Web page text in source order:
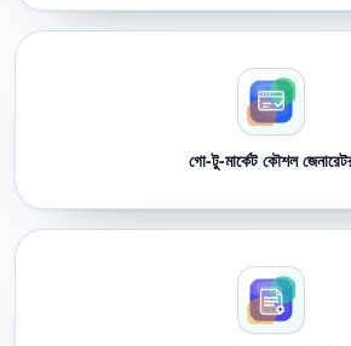
গো-টু-মার্কেট কৌশল